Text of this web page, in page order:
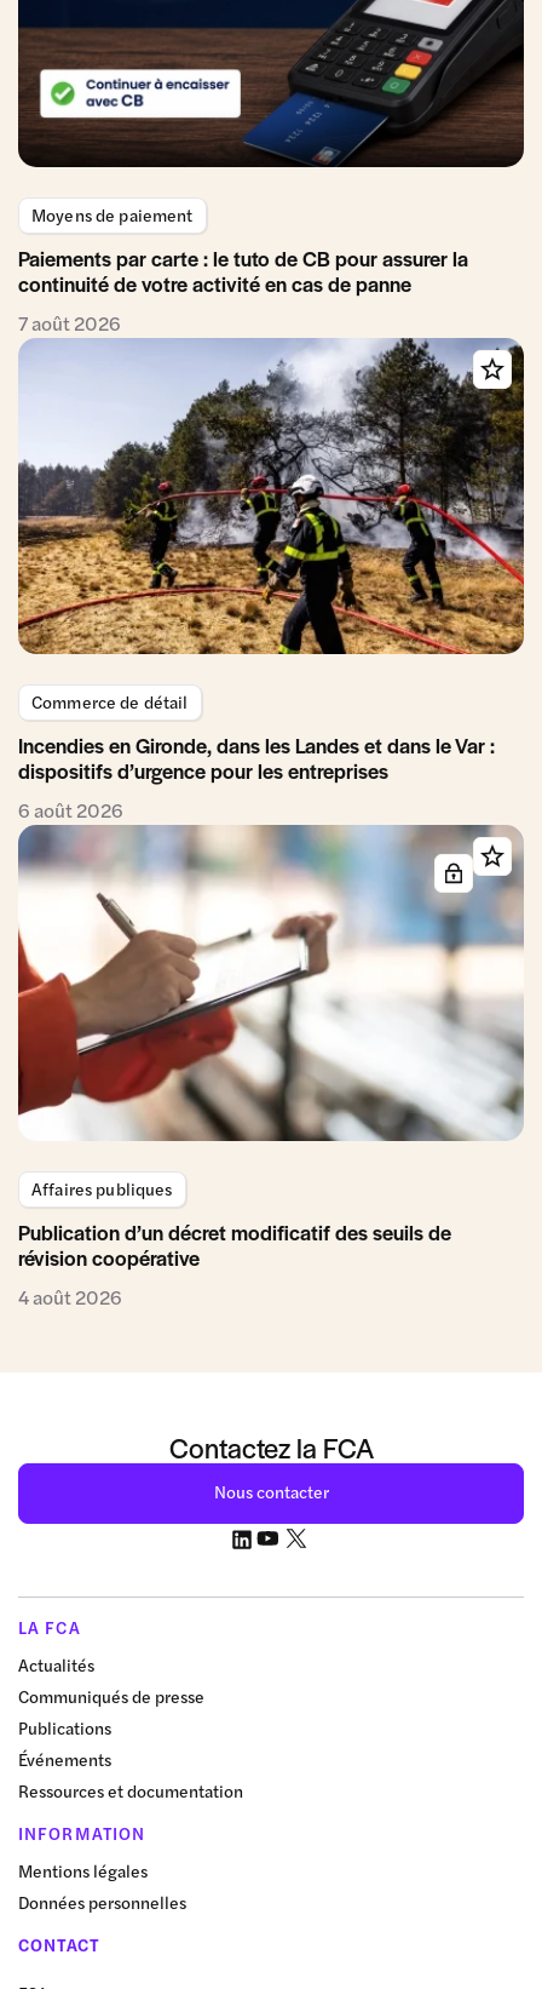
Moyens de paiement
Paiements par carte : le tuto de CB pour assurer la
continuité de votre activité en cas de panne
7 août 2026
Commerce de détail
Incendies en Gironde, dans les Landes et dans le Var :
dispositifs d’urgence pour les entreprises
6 août 2026
Affaires publiques
Publication d’un décret modificatif des seuils de
révision coopérative
4 août 2026
Contactez la FCA
Nous contacter
LA FCA
Actualités
Communiqués de presse
Publications
Événements
Ressources et documentation
INFORMATION
Mentions légales
Données personnelles
CONTACT